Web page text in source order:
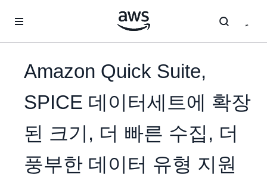
Amazon Quick Suite,
SPICE 데이터세트에 확장
된 크기, 더 빠른 수집, 더
풍부한 데이터 유형 지원